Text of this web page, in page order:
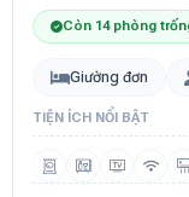
Còn 14 phòng
Giường đơn
TIỆN ÍCH NỔI BẬT